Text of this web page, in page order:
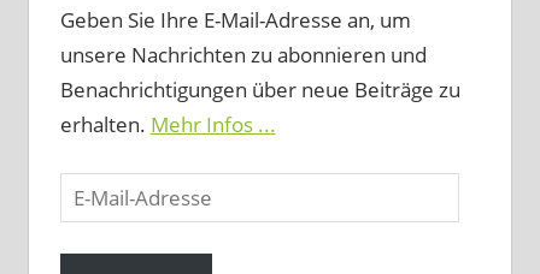
Geben Sie Ihre E-Mail-Adresse an, um
unsere Nachrichten zu abonnieren und
Benachrichtigungen über neue Beiträge zu
erhalten. Mehr Infos ...
E-
Mail-
Adresse